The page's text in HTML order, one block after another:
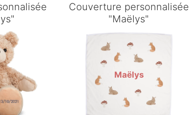
Couverture personnalisée
"Maëlys"
Maëlys